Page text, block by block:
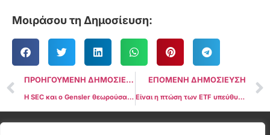
Μοιράσου τη Δημοσίευση:
ΠΡΟΗΓΟΥΜΕΝΗ ΔΗΜΟΣΙΕΥΣΗ
Η SEC και ο Gensler θεωρούσαν το Ethereum ως security για πάνω από ένα χρόνο
ΕΠΟΜΕΝΗ ΔΗΜΟΣΙΕΥΣΗ
Είναι η πτώση των ETF υπεύθυνη για την πτώση του Bitcoin κάτω από τα $61.000;